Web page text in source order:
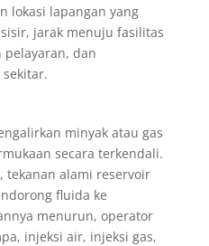
lokasi lapangan yang
jarak menuju fasilitas
pelayaran, dan
minyak atau gas
secara terkendali.
tekanan alami reservoir
fluida ke
menurun, operator
injeksi air, injeksi gas,